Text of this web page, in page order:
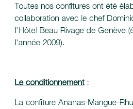
Toutes nos confitures ont été
collaboration avec le chef
l'Hôtel Beau Rivage de Genève
l'année 2009).
Le conditionnement:
La confiture Ananas-Mangue-